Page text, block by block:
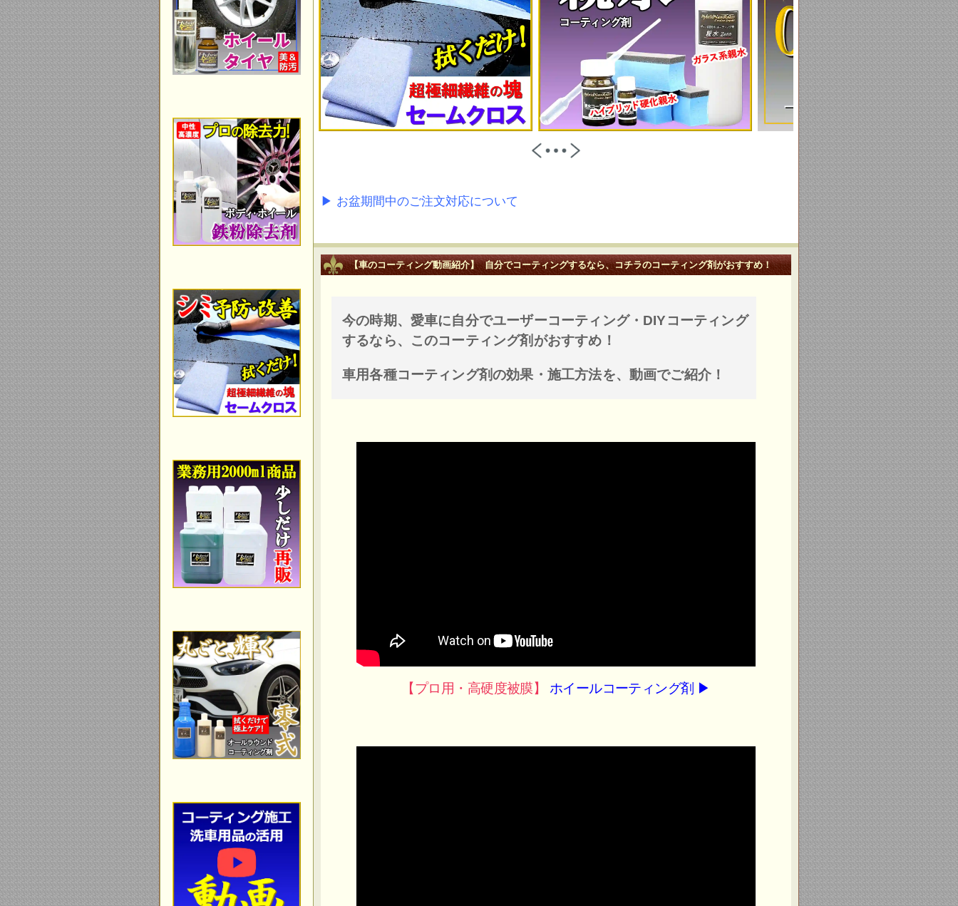
▶ お盆期間中のご注文対応について
【車のコーティング動画紹介】 自分でコーティングするなら、コチラのコーティング剤がおすすめ！
今の時期、愛車に自分でユーザーコーティング・DIYコーティング
するなら、このコーティング剤がおすすめ！
車用各種コーティング剤の効果・施工方法を、動画でご紹介！
【プロ用・高硬度被膜】 ホイールコーティング剤 ▶